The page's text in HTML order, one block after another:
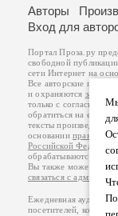
Авторы
Вход для
Портал Проза.ру
свободной
сети Интернет на
Все авторские права
и охраняются законом
только с согласия
обратиться на его
тексты произведений
основанииправил
Российской Федерации
обрабатываются на
Вы также можете
связаться с
Ежедневная
посетителей,